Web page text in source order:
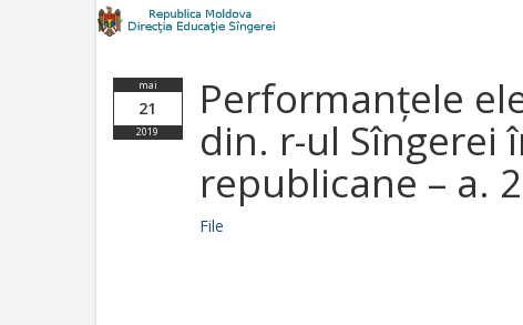
mai
21
2019
Performanțele
din. r-ul Sîngerei
republicane – a.
File